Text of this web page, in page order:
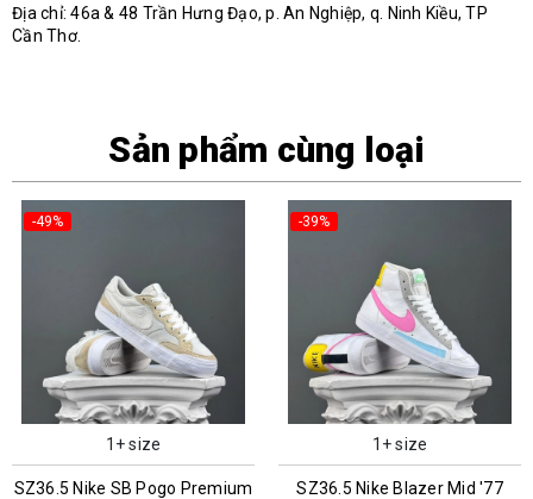
Địa chỉ: 46a & 48 Trần Hưng Đạo, p. An Nghiệp, q. Ninh Kiều, TP
Cần Thơ.
Sản phẩm cùng loại
-49%
1+ size
SZ36.5 Nike SB Pogo Premium
-39%
1+ size
SZ36.5 Nike Blazer Mid '77